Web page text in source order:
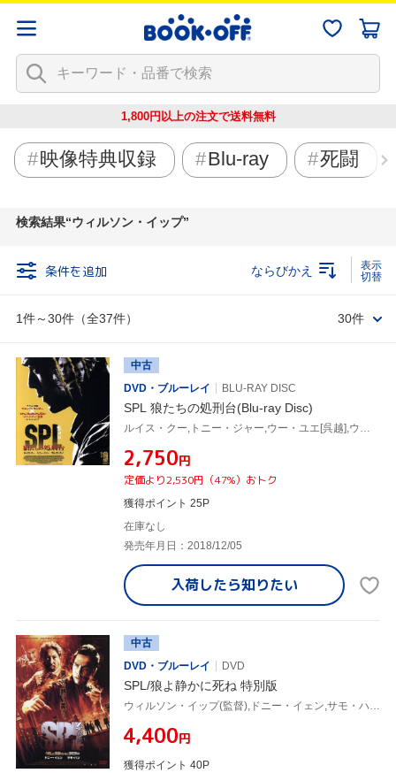
1,800円以上の注文で送料無料
映像特典収録 Blu-ray 死闘
検索結果 ウィルソン・イップ
条件を追加
1件～30件（全37件）
ならびかえ
30件
中古
DVD・ブルーレイ
BLU-RAY DISC
SPL 狼たちの処刑台(Blu-ray Disc)
ルイス・クー,トニー・ジャー,ウー・ユエ[呉越],ウィルソン・イップ[葉偉信](監督),ドン・ユー(製作総指揮),チャン・クォンウィン[陳光榮](音楽)
¥2,750円
定価より2,530円（47%）おトク
獲得ポイント 25P
在庫なし
発売年月日：2018/12/05
入荷したら知りたい
中古
DVD・ブルーレイ
DVD
SPL/狼よ静かに死ね 特別版
ウィルソン・イップ(監督),ドニー・イェン,サモ・ハン[洪金寶]
¥4,400円
獲得ポイント 40P